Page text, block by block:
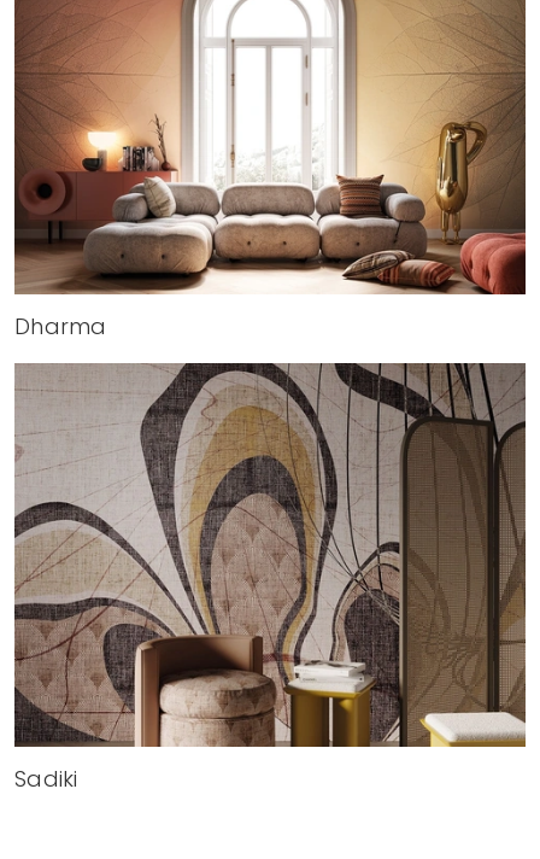
Dharma
Sadiki